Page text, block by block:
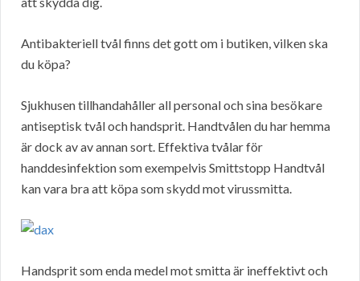
Antibakteriell tvål finns det gott om i butiken, vilken ska
du köpa?
Sjukhusen tillhandahåller all personal och sina besökare
antiseptisk tvål och handsprit. Handtvålen du har hemma
är dock av av annan sort. Effektiva tvålar för
handdesinfektion som exempelvis Smittstopp Handtvål
kan vara bra att köpa som skydd mot virussmitta.
Handsprit som enda medel mot smitta är ineffektivt och